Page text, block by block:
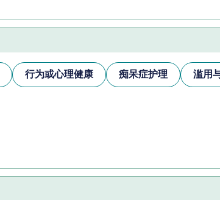
行为或心理健康 痴呆症护理 滥用